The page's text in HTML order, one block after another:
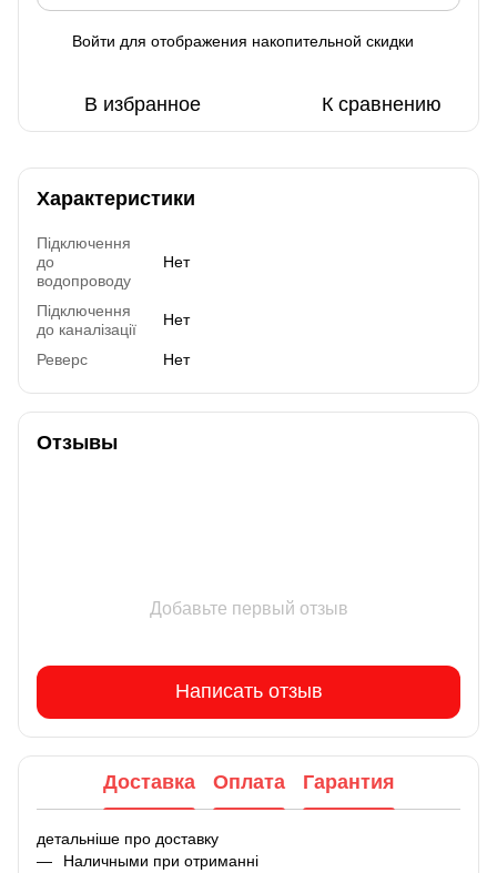
Войти для отображения накопительной скидки
В избранное К сравнению
Характеристики
Підключення
до
водопроводу
Нет
Підключення
до каналізації
Нет
Реверс Нет
Отзывы
Добавьте первый отзыв
Написать отзыв
Доставка Оплата Гарантия
детальніше про доставку
Наличными при отриманні